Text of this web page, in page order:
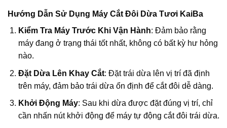
Hướng Dẫn Sử Dụng Máy Cắt Đôi Dừa Tươi KaiBa
Kiểm Tra Máy Trước Khi Vận Hành: Đảm bảo rằng
máy đang ở trạng thái tốt nhất, không có bất kỳ hư hỏng
nào.
Đặt Dừa Lên Khay Cắt: Đặt trái dừa lên vị trí đã định
trên máy, đảm bảo trái dừa ổn định để cắt đôi dễ dàng.
Khởi Động Máy: Sau khi dừa được đặt đúng vị trí, chỉ
cần nhấn nút khởi động để máy tự động cắt đôi trái dừa.